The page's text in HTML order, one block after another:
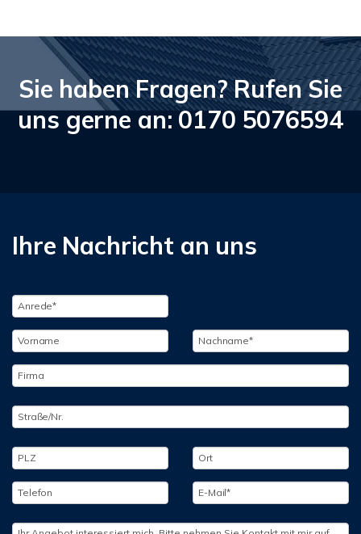
Sie haben Fragen? Rufen Sie
uns gerne an: 0170 5076594
Ihre Nachricht an uns